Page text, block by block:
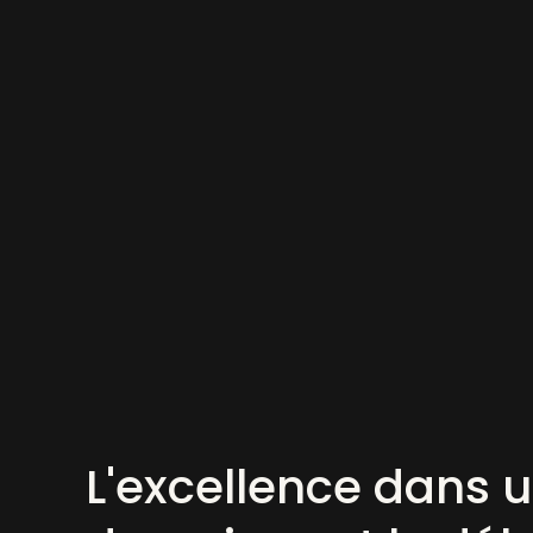
L'excellence dans